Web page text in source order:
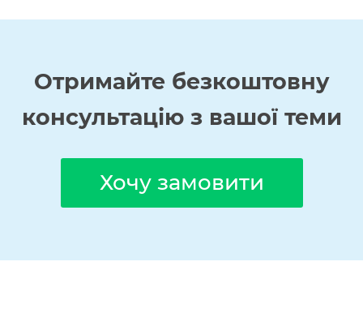
Отримайте безкоштовну
консультацію з вашої теми
Хочу замовити